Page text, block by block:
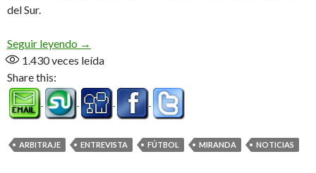
del Sur.
Seguir leyendo «Me parecen bien las modificaciones, le van a
→
1.430veces leída
Share this:
ARBITRAJE ENTREVISTA FÚTBOL MIRANDA NOTICIAS